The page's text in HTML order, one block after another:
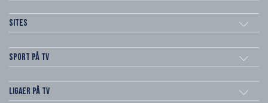
Sites
Sport på TV
Ligaer på TV